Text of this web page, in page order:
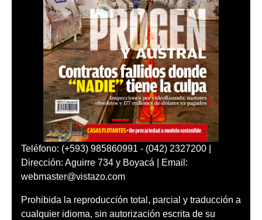
Teléfono: (+593) 985860991 - (042) 2327200 |
Dirección: Aguirre 734 y Boyacá | Email:
webmaster@vistazo.com
Prohibida la reproducción total, parcial y traducción a
cualquier idioma, sin autorización escrita de su